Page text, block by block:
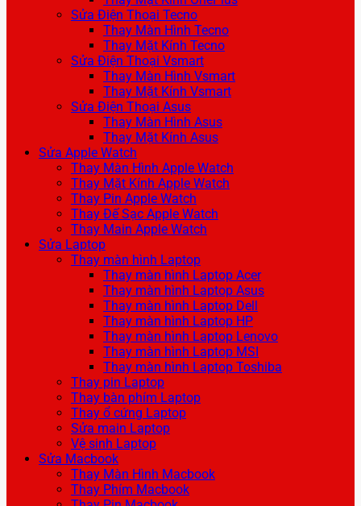
Sửa Điện Thoại Tecno
Thay Màn Hình Tecno
Thay Mặt Kính Tecno
Sửa Điện Thoại Vsmart
Thay Màn Hình Vsmart
Thay Mặt Kính Vsmart
Sửa Điện Thoại Asus
Thay Màn Hình Asus
Thay Mặt Kính Asus
Sửa Apple Watch
Thay Màn Hình Apple Watch
Thay Mặt Kính Apple Watch
Thay Pin Apple Watch
Thay Đế Sạc Apple Watch
Thay Main Apple Watch
Sửa Laptop
Thay màn hình Laptop
Thay màn hình Laptop Acer
Thay màn hình Laptop Asus
Thay màn hình Laptop Dell
Thay màn hình Laptop HP
Thay màn hình Laptop Lenovo
Thay màn hình Laptop MSI
Thay màn hình Laptop Toshiba
Thay pin Laptop
Thay bàn phím Laptop
Thay ổ cứng Laptop
Sửa main Laptop
Vệ sinh Laptop
Sửa Macbook
Thay Màn Hình Macbook
Thay Phím Macbook